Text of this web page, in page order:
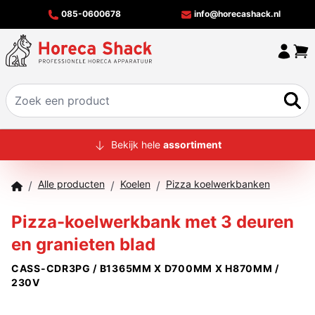
085-0600678 info@horecashack.nl
HOME
OVER ONS
MERKEN
OFFERTECHECKER
CONTACT
Bekijk hele assortiment
/ Alle producten / Koelen / Pizza koelwerkbanken
Pizza-koelwerkbank met 3 deuren
en granieten blad
CASS-CDR3PG / B1365MM X D700MM X H870MM /
230V